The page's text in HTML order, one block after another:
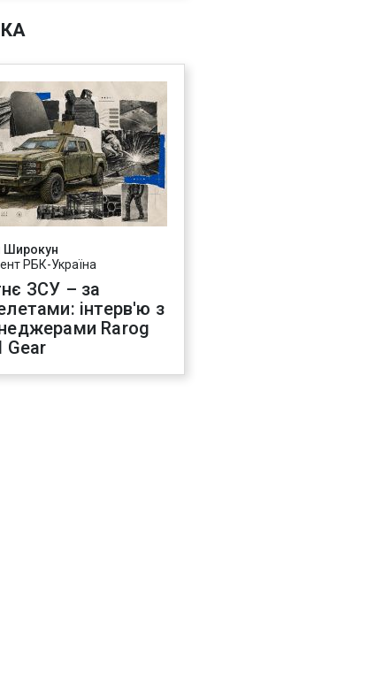
Широкун
РБК-Україна
ЗСУ – за
інтерв'ю з
Rarog
Gear